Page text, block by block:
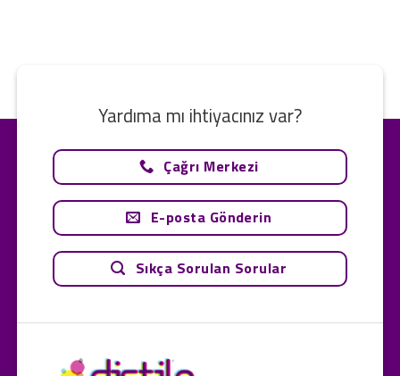
Yardıma mı ihtiyacınız var?
Çağrı Merkezi
E-posta Gönderin
Sıkça Sorulan Sorular